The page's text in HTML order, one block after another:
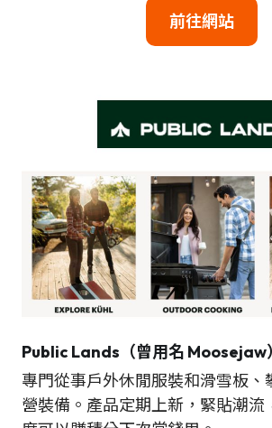
前往網站
Public Lands（曾用名 Moosejaw）
專門從事戶外休閒服裝和滑雪板、
營裝備。產品定期上新，緊貼潮流